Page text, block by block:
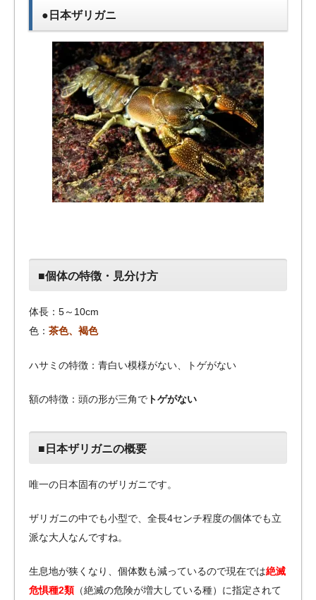
●日本ザリガニ
■個体の特徴・見分け方
体長：5～10cm
色： 茶色、褐色
ハサミの特徴：青白い模様がない、トゲがない
額の特徴：頭の形が三角で トゲがない
■日本ザリガニの概要
唯一の日本固有のザリガニです。
ザリガニの中でも小型で、全長4センチ程度の個体でも立
派な大人なんですね。
生息地が狭くなり、個体数も減っているので現在では絶滅
危惧種2類 （絶滅の危険が増大している種）に指定されて